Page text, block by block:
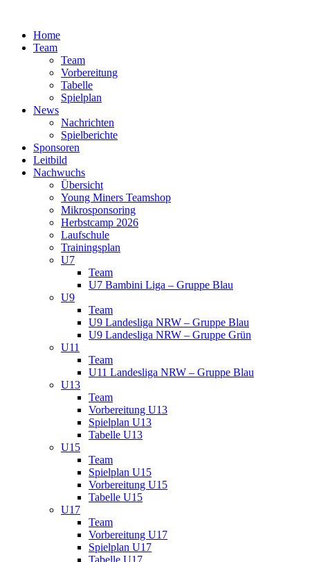
springenHome
Team
Team
Vorbereitung
Tabelle
Spielplan
News
Nachrichten
Spielberichte
Sponsoren
Leitbild
Nachwuchs
Übersicht
Young Miners Teamshop
Mikrosponsoring
Herbstcamp 2026
Laufschule
Trainingsplan
U7
Team
U7 Bambini Liga – Gruppe Blau
U9
Team
U9 Landesliga NRW – Gruppe Blau
U9 Landesliga NRW – Gruppe Grün
U11
Team
U11 Landesliga NRW – Gruppe Blau
U13
Team
Vorbereitung U13
Spielplan U13
Tabelle U13
U15
Team
Spielplan U15
Vorbereitung U15
Tabelle U15
U17
Team
Vorbereitung U17
Spielplan U17
Tabelle U17